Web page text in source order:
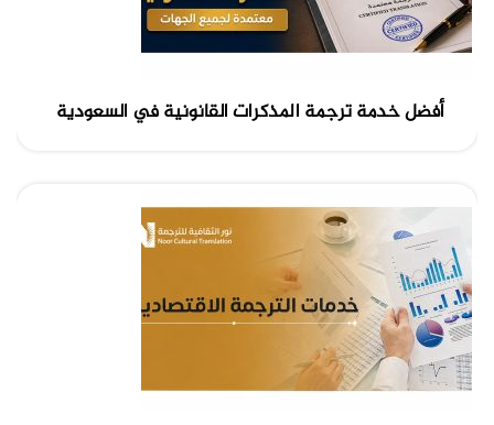
أفضل خدمة ترجمة المذكرات القانونية في السعودية